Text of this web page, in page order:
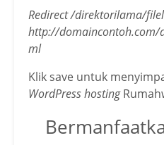
Redirect /direktorilama/
http://
ml
Klik save untuk
WordPress hosting